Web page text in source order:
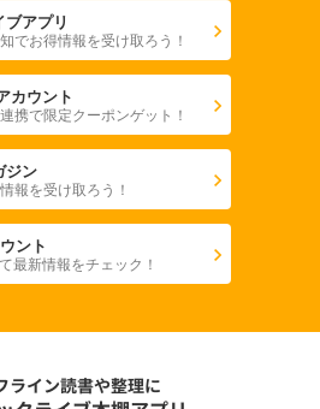
アプリ
でお得情報を受け取ろう！
カウント
携で限定クーポンゲット！
ジン
報を受け取ろう！
ント
最新情報をチェック！